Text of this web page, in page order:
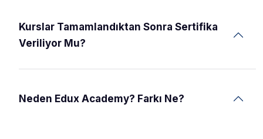
Kurslar Tamamlandıktan Sonra Sertifika
Veriliyor Mu?
Neden Edux Academy? Farkı Ne?